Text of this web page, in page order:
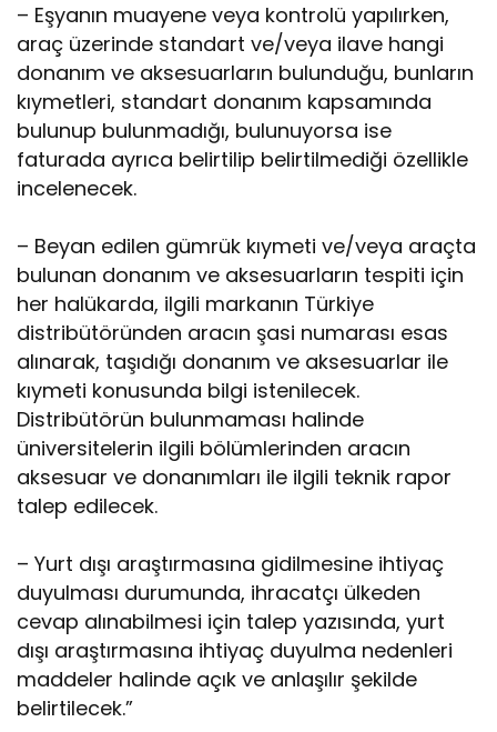
– Eşyanın muayene veya kontrolü yapılırken,
araç üzerinde standart ve/veya ilave hangi
donanım ve aksesuarların bulunduğu, bunların
kıymetleri, standart donanım kapsamında
bulunup bulunmadığı, bulunuyorsa ise
faturada ayrıca belirtilip belirtilmediği özellikle
incelenecek.
– Beyan edilen gümrük kıymeti ve/veya araçta
bulunan donanım ve aksesuarların tespiti için
her halükarda, ilgili markanın Türkiye
distribütöründen aracın şasi numarası esas
alınarak, taşıdığı donanım ve aksesuarlar ile
kıymeti konusunda bilgi istenilecek.
Distribütörün bulunmaması halinde
üniversitelerin ilgili bölümlerinden aracın
aksesuar ve donanımları ile ilgili teknik rapor
talep edilecek.
– Yurt dışı araştırmasına gidilmesine ihtiyaç
duyulması durumunda, ihracatçı ülkeden
cevap alınabilmesi için talep yazısında, yurt
dışı araştırmasına ihtiyaç duyulma nedenleri
maddeler halinde açık ve anlaşılır şekilde
belirtilecek.”